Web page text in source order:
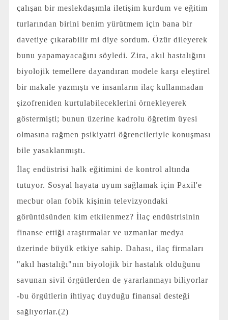
çalışan bir meslekdaşımla iletişim kurdum ve eğitim
turlarından birini benim yürütmem için bana bir
davetiye çıkarabilir mi diye sordum. Özür dileyerek
bunu yapamayacağını söyledi. Zira, akıl hastalığını
biyolojik temellere dayandıran modele karşı eleştirel
bir makale yazmıştı ve insanların ilaç kullanmadan
şizofreniden kurtulabileceklerini örnekleyerek
göstermişti; bunun üzerine kadrolu öğretim üyesi
olmasına rağmen psikiyatri öğrencileriyle konuşması
bile yasaklanmıştı.
İlaç endüstrisi halk eğitimini de kontrol altında
tutuyor. Sosyal hayata uyum sağlamak için Paxil'e
mecbur olan fobik kişinin televizyondaki
görüntüsünden kim etkilenmez? İlaç endüstrisinin
finanse ettiği araştırmalar ve uzmanlar medya
üzerinde büyük etkiye sahip. Dahası, ilaç firmaları
"akıl hastalığı"nın biyolojik bir hastalık olduğunu
savunan sivil örgütlerden de yararlanmayı biliyorlar
-bu örgütlerin ihtiyaç duyduğu finansal desteği
sağlıyorlar.(2)